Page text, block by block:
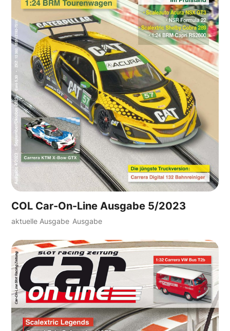
COL Car-On-Line Ausgabe 5/2023
aktuelle Ausgabe Ausgabe